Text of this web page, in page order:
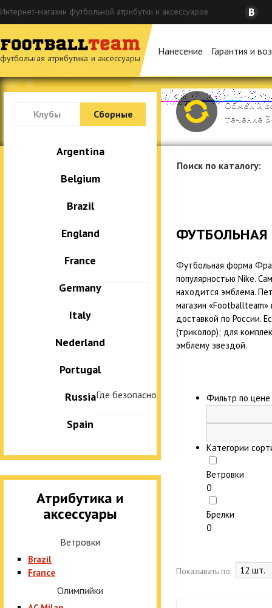
Интернет-магазин футбольной атрибутки и аксессуаров
футбольная атрибутика и аксессуары
Нанесение Гарантия и
Поиск по каталогу:
Обмен и
течение
Клубы Сборные
Италия
AS Roma
SS Lazio
Испания
Real Madrid
Barcelona
Где безопасно купить диплом техникума
Англия
Chelsea FC
Leicester
Arsenal
Liverpool
Manchester United
Argentina
Belgium
Brazil
England
France
Germany
Italy
Nederland
Portugal
Russia
Spain
Атрибутика и
аксессуары
Ветровки
Brazil
France
Олимпийки
Футбольная форма
популярностью Nike.
находится эмблема.
магазин
доставкой по России.
(триколор); для
эмблему звездой.
Фильтр по цене
Категории
Ветровки
0
Брелки
0
Показывать по: